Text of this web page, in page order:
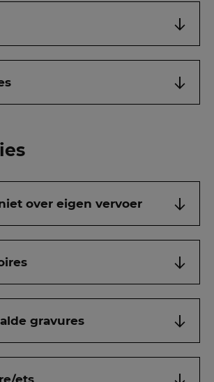
over eigen vervoer
gravures
ets